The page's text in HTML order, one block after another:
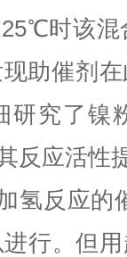
25℃时该混
助催剂
研究了镍
反应活性
氢反应的
行。但